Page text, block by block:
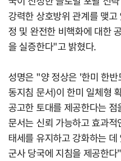
강력한 상호방위 관계를 맺
정 및 완전한 비핵화에 대한
을 실증한다"고 밝혔다.
성명은 "양 정상은 '한미 한
동지침 문서)이 한미 일체형
공고한 토대를 제공한다는
문서는 신뢰 가능하고 효과
태세를 유지하고 강화하는
군사 당국에 지침을 제공한